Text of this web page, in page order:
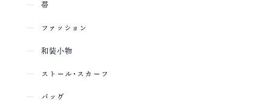
帯
ファッション
和装小物
ストール・スカーフ
バッグ